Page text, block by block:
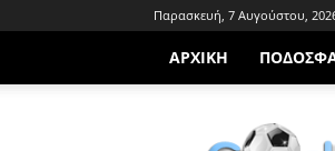
Παρασκευή, 7 Αυγούστου,
ΑΡΧΙΚΗ
Goalpost.gr